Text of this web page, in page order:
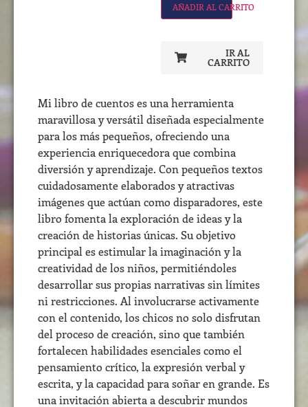
AÑADIR AL CARRITO
IR AL
CARRITO
Mi libro de cuentos es una herramienta
maravillosa y versátil diseñada especialmente
para los más pequeños, ofreciendo una
experiencia enriquecedora que combina
diversión y aprendizaje. Con pequeños textos
cuidadosamente elaborados y atractivas
imágenes que actúan como disparadores, este
libro fomenta la exploración de ideas y la
creación de historias únicas. Su objetivo
principal es estimular la imaginación y la
creatividad de los niños, permitiéndoles
desarrollar sus propias narrativas sin límites
ni restricciones. Al involucrarse activamente
con el contenido, los chicos no solo disfrutan
del proceso de creación, sino que también
fortalecen habilidades esenciales como el
pensamiento crítico, la expresión verbal y
escrita, y la capacidad para soñar en grande. Es
una invitación abierta a descubrir mundos